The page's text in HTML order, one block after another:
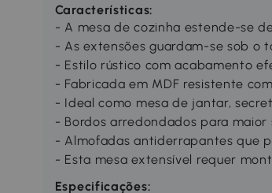
Características:
- A mesa de cozinha estende-se
- As extensões guardam-se sob o
- Estilo rústico com acabamento
- Fabricada em MDF resistente
- Ideal como mesa de jantar,
- Bordos arredondados para
- Almofadas antiderrapantes que
- Esta mesa extensível requer
Especificações: